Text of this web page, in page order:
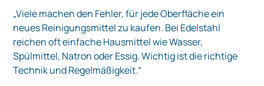
„Viele machen den Fehler, für jede Oberfläche ein
neues Reinigungsmittel zu kaufen. Bei Edelstahl
reichen oft einfache Hausmittel wie Wasser,
Spülmittel, Natron oder Essig. Wichtig ist die richtige
Technik und Regelmäßigkeit.“